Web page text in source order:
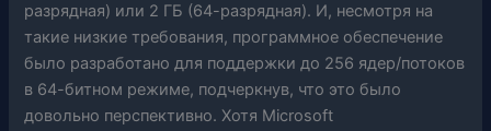
разрядная) или 2 ГБ (64-разрядная). И, несмотря на
такие низкие требования, программное обеспечение
было разработано для поддержки до 256 ядер/потоков
в 64-битном режиме, подчеркнув, что это было
довольно перспективно. Хотя Microsoft